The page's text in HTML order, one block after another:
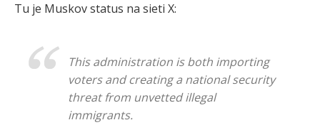
Tu je Muskov status na sieti X:
This administration is both importing
voters and creating a national security
threat from unvetted illegal
immigrants.